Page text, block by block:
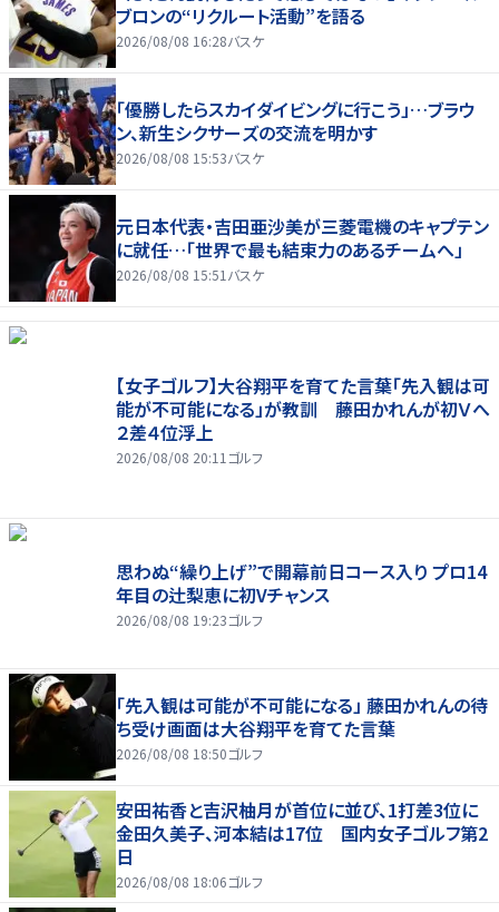
ブロンの“リクルート活動”を語る
2026/08/08 16:28バスケ
「優勝したらスカイダイビングに行こう」…ブラウ
ン、新生シクサーズの交流を明かす
2026/08/08 15:53バスケ
元日本代表・吉田亜沙美が三菱電機のキャプテン
に就任…「世界で最も結束力のあるチームへ」
2026/08/08 15:51 バスケ
【女子ゴルフ】大谷翔平を育てた言葉「先入観は可
能が不可能になる」が教訓 藤田かれんが初Ｖへ
２差４位浮上
2026/08/08 20:11 ゴルフ
思わぬ“繰り上げ”で開幕前日コース入り プロ14
年目の辻梨恵に初Vチャンス
2026/08/08 19:23ゴルフ
「先入観は可能が不可能になる」 藤田かれんの待
ち受け画面は大谷翔平を育てた言葉
2026/08/08 18:50ゴルフ
安田祐香と吉沢柚月が首位に並び、1打差3位に
金田久美子、河本結は17位 国内女子ゴルフ第2
日
2026/08/08 18:06ゴルフ